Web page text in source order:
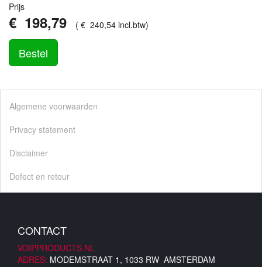
Prijs
€ 198,79 ( € 240,54 incl.btw)
Bestel
Algemene voorwaarden
Privacy statement
Disclaimer
Defect en retour
CONTACT
VOIPPRODUCTS.NL
ADRES: MODEMSTRAAT 1, 1033 RW AMSTERDAM